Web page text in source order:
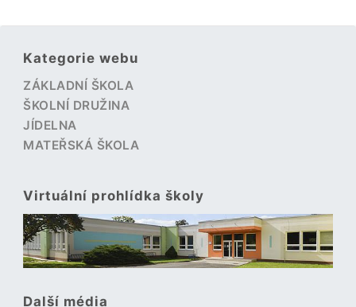
Kategorie webu
ZÁKLADNÍ ŠKOLA
ŠKOLNÍ DRUŽINA
JÍDELNA
MATEŘSKÁ ŠKOLA
Virtuální prohlídka školy
Další média